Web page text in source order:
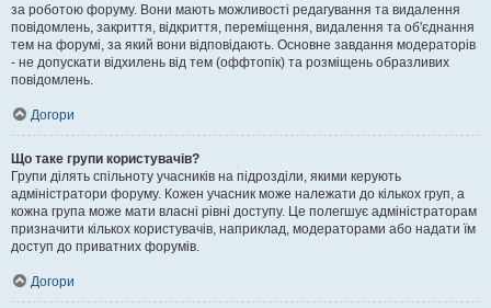
за роботою форуму. Вони мають можливості редагування та видалення
повідомлень, закриття, відкриття, переміщення, видалення та об'єднання
тем на форумі, за який вони відповідають. Основне завдання модераторів
- не допускати відхилень від тем (оффтопік) та розміщень образливих
повідомлень.
Догори
Що таке групи користувачів?
Групи ділять спільноту учасників на підрозділи, якими керують
адміністратори форуму. Кожен учасник може належати до кількох груп, а
кожна група може мати власні рівні доступу. Це полегшує адміністраторам
призначити кількох користувачів, наприклад, модераторами або надати їм
доступ до приватних форумів.
Догори